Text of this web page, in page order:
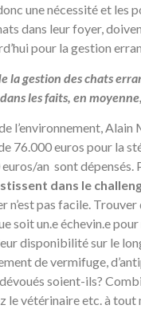
une nécessité et les
dans leur foyer,
pour la gestion
la gestion des chats
les faits, en
l’environnement,
76.000 euros pour la
an sont dépensés.
dans le
pas facile. Trouver
soit un.e échevin.e
disponibilité sur le
de vermifuge,
soient-ils?
le vétérinaire etc. à tout